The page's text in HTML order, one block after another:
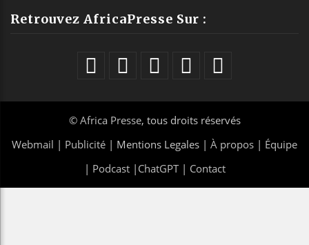
Retrouvez AfricaPresse Sur :
© Africa Presse, tous droits réservés
Webmail | Publicité | Mentions Legales | À propos | Équipe
| Podcast| ChatGPT| Contact